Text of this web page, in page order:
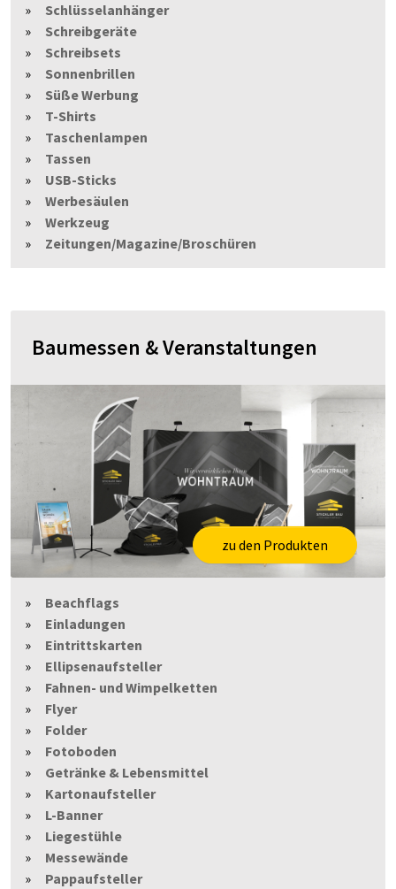
Schlüsselanhänger
Schreibgeräte
Schreibsets
Sonnenbrillen
Süße Werbung
T-Shirts
Taschenlampen
Tassen
USB-Sticks
Werbesäulen
Werkzeug
Zeitungen/Magazine/Broschüren
Baumessen & Veranstaltungen
zu den Produkten
Beachflags
Einladungen
Eintrittskarten
Ellipsenaufsteller
Fahnen- und Wimpelketten
Flyer
Folder
Fotoboden
Getränke & Lebensmittel
Kartonaufsteller
L-Banner
Liegestühle
Messewände
Pappaufsteller